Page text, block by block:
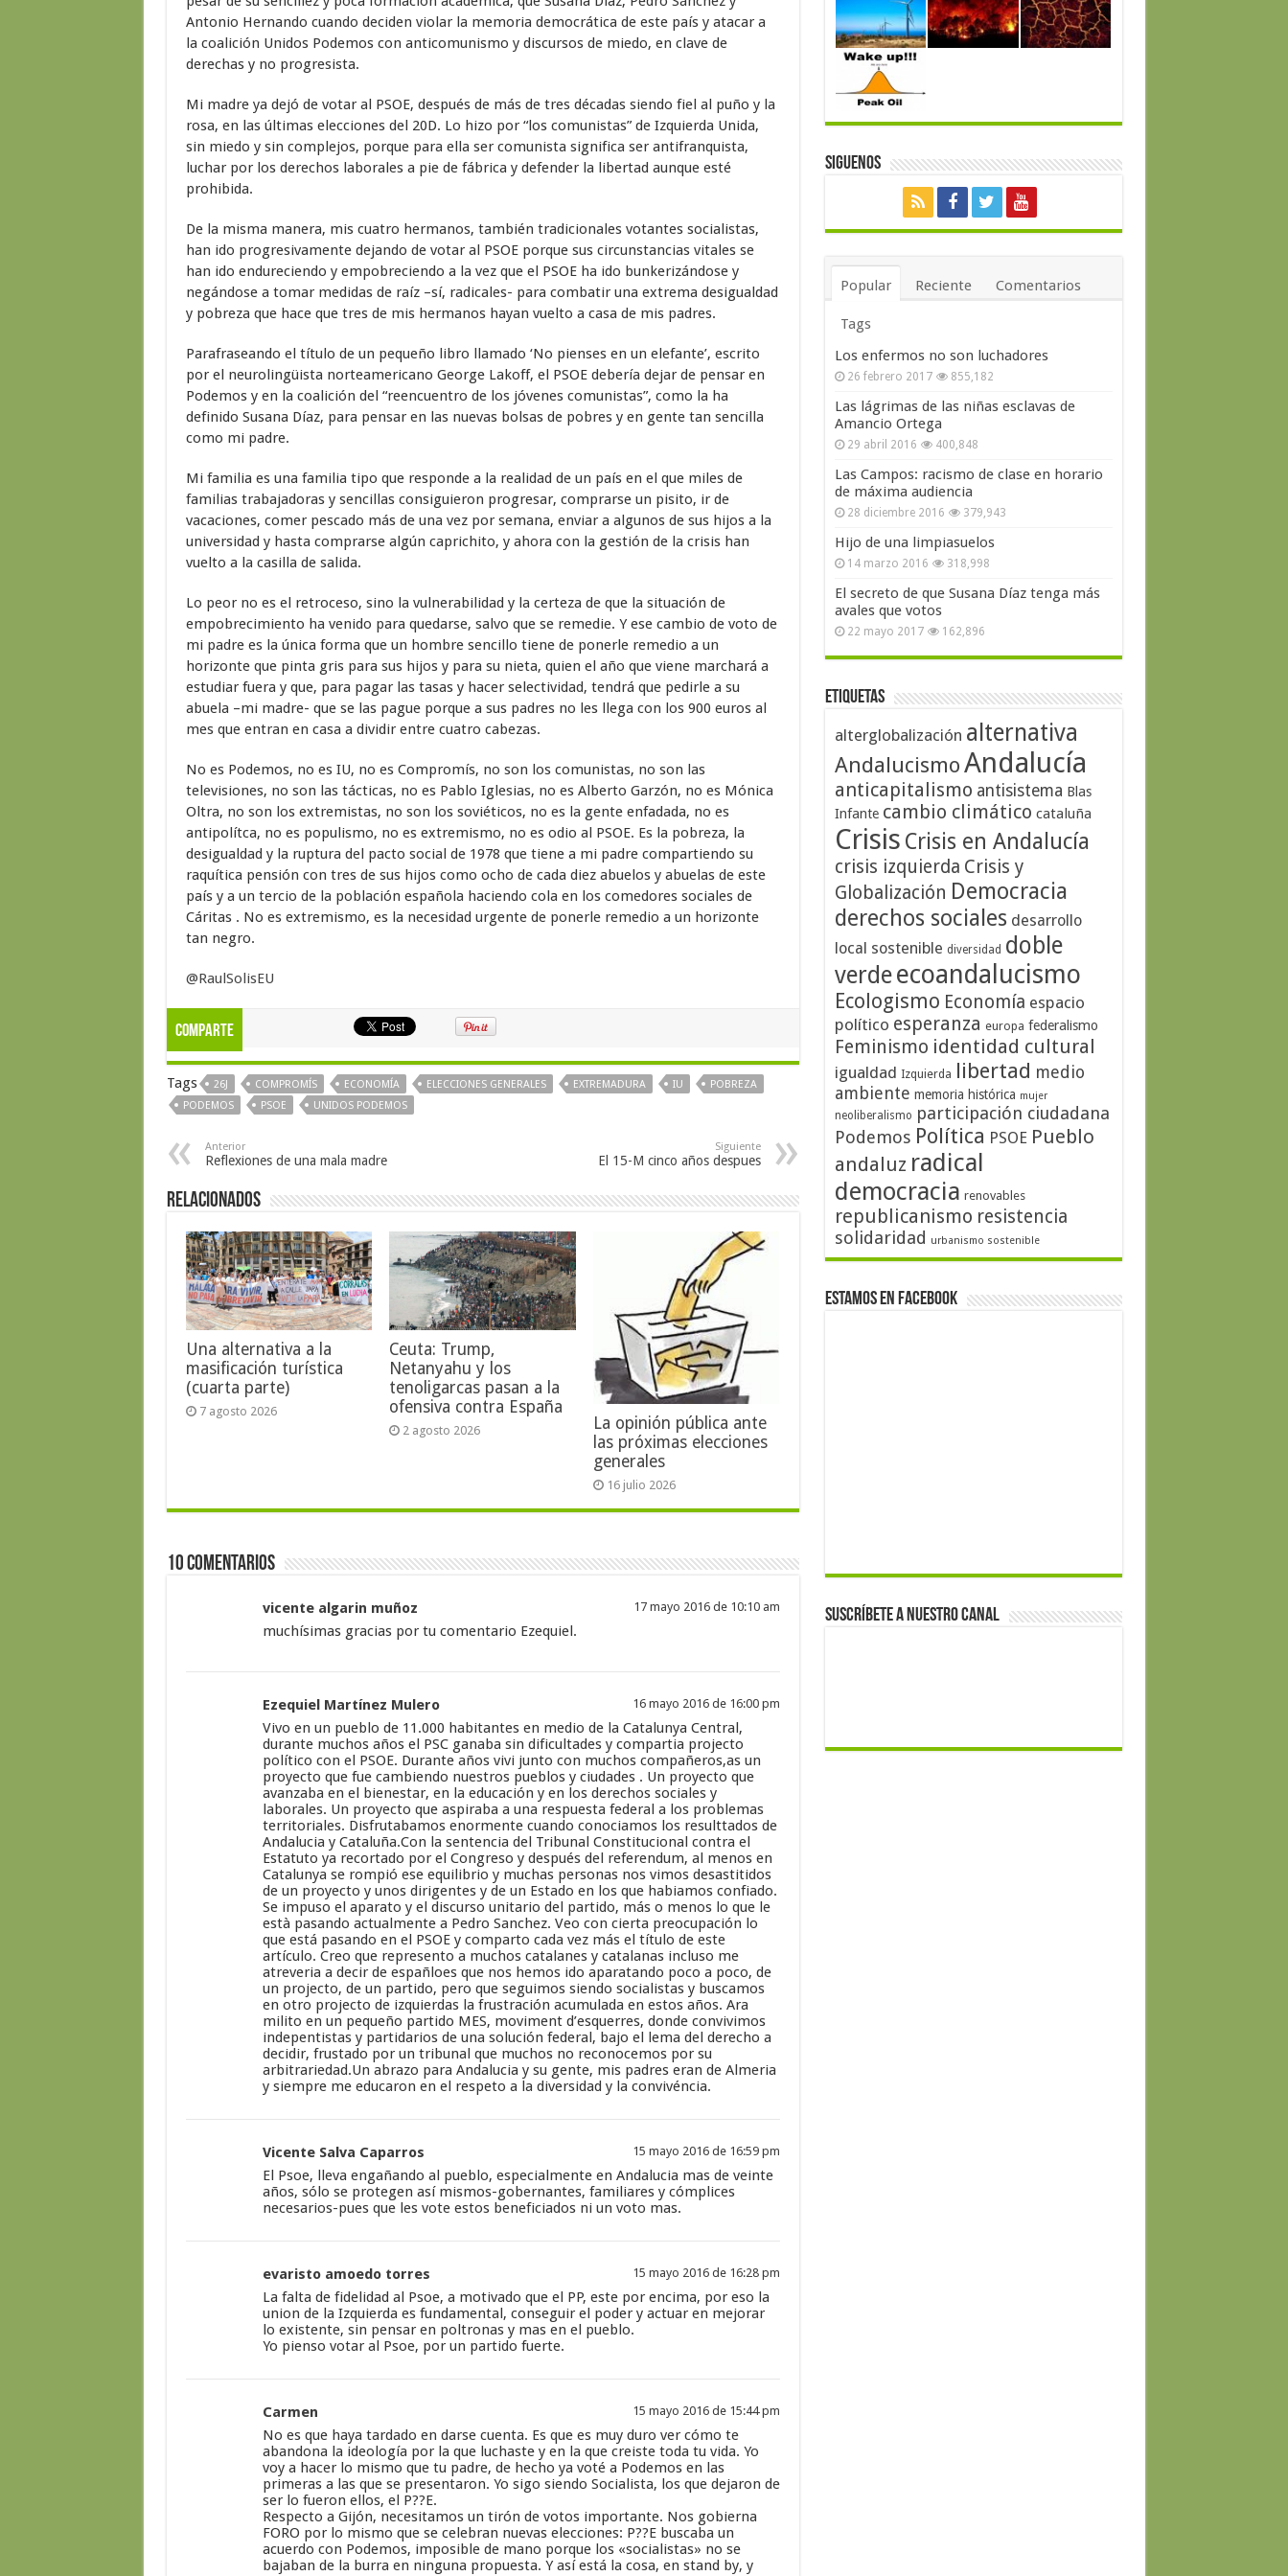
Antonio Hernando cuando deciden violar la memoria democrática de este país y atacar a
la coalición Unidos Podemos con anticomunismo y discursos de miedo, en clave de
derechas y no progresista.
Mi madre ya dejó de votar al PSOE, después de más de tres décadas siendo fiel al puño y la
rosa, en las últimas elecciones del 20D. Lo hizo por “los comunistas” de Izquierda Unida,
sin miedo y sin complejos, porque para ella ser comunista significa ser antifranquista,
luchar por los derechos laborales a pie de fábrica y defender la libertad aunque esté
prohibida.
De la misma manera, mis cuatro hermanos, también tradicionales votantes socialistas,
han ido progresivamente dejando de votar al PSOE porque sus circunstancias vitales se
han ido endureciendo y empobreciendo a la vez que el PSOE ha ido bunkerizándose y
negándose a tomar medidas de raíz –sí, radicales- para combatir una extrema desigualdad
y pobreza que hace que tres de mis hermanos hayan vuelto a casa de mis padres.
Parafraseando el título de un pequeño libro llamado ‘No pienses en un elefante’, escrito
por el neurolingüista norteamericano George Lakoff, el PSOE debería dejar de pensar en
Podemos y en la coalición del “reencuentro de los jóvenes comunistas”, como la ha
definido Susana Díaz, para pensar en las nuevas bolsas de pobres y en gente tan sencilla
como mi padre.
Mi familia es una familia tipo que responde a la realidad de un país en el que miles de
familias trabajadoras y sencillas consiguieron progresar, comprarse un pisito, ir de
vacaciones, comer pescado más de una vez por semana, enviar a algunos de sus hijos a la
universidad y hasta comprarse algún caprichito, y ahora con la gestión de la crisis han
vuelto a la casilla de salida.
Lo peor no es el retroceso, sino la vulnerabilidad y la certeza de que la situación de
empobrecimiento ha venido para quedarse, salvo que se remedie. Y ese cambio de voto de
mi padre es la única forma que un hombre sencillo tiene de ponerle remedio a un
horizonte que pinta gris para sus hijos y para su nieta, quien el año que viene marchará a
estudiar fuera y que, para pagar las tasas y hacer selectividad, tendrá que pedirle a su
abuela –mi madre- que se las pague porque a sus padres no les llega con los 900 euros al
mes que entran en casa a dividir entre cuatro cabezas.
No es Podemos, no es IU, no es Compromís, no son los comunistas, no son las
televisiones, no son las tácticas, no es Pablo Iglesias, no es Alberto Garzón, no es Mónica
Oltra, no son los extremistas, no son los soviéticos, no es la gente enfadada, no es
antipolítca, no es populismo, no es extremismo, no es odio al PSOE. Es la pobreza, la
desigualdad y la ruptura del pacto social de 1978 que tiene a mi padre compartiendo su
raquítica pensión con tres de sus hijos como ocho de cada diez abuelos y abuelas de este
país y a un tercio de la población española haciendo cola en los comedores sociales de
Cáritas . No es extremismo, es la necesidad urgente de ponerle remedio a un horizonte
tan negro.
@RaulSolisEU
Comparte
Tags 26J COMPROMÍS ECONOMÍA ELECCIONES GENERALES EXTREMADURA IU
POBREZA
PODEMOS
PSOE UNIDOS PODEMOS
Anterior
Reflexiones de una mala madre
Siguiente
El 15-M cinco años despues
Relacionados
Una alternativa a la
masificación turística
(cuarta parte)
7 agosto 2026
Ceuta: Trump,
Netanyahu y los
tenoligarcas pasan a la
ofensiva contra España
2 agosto 2026
La opinión pública ante
las próximas elecciones
generales
16 julio 2026
10 Comentarios
vicente algarin muñoz 17 mayo 2016 de 10:10 am
muchísimas gracias por tu comentario Ezequiel.
Ezequiel Martínez Mulero 16 mayo 2016 de 16:00 pm
Vivo en un pueblo de 11.000 habitantes en medio de la Catalunya Central,
durante muchos años el PSC ganaba sin dificultades y compartia projecto
político con el PSOE. Durante años vivi junto con muchos compañeros,as un
proyecto que fue cambiendo nuestros pueblos y ciudades . Un proyecto que
avanzaba en el bienestar, en la educación y en los derechos sociales y
laborales. Un proyecto que aspiraba a una respuesta federal a los problemas
territoriales. Disfrutabamos enormente cuando conociamos los resulttados de
Andalucia y Cataluña.Con la sentencia del Tribunal Constitucional contra el
Estatuto ya recortado por el Congreso y después del referendum, al menos en
Catalunya se rompió ese equilibrio y muchas personas nos vimos desastitidos
de un proyecto y unos dirigentes y de un Estado en los que habiamos confiado.
Se impuso el aparato y el discurso unitario del partido, más o menos lo que le
està pasando actualmente a Pedro Sanchez. Veo con cierta preocupación lo
que está pasando en el PSOE y comparto cada vez más el título de este
artículo. Creo que represento a muchos catalanes y catalanas incluso me
atreveria a decir de españloes que nos hemos ido aparatando poco a poco, de
un projecto, de un partido, pero que seguimos siendo socialistas y buscamos
en otro projecto de izquierdas la frustración acumulada en estos años. Ara
milito en un pequeño partido MES, moviment d’esquerres, donde convivimos
indepentistas y partidarios de una solución federal, bajo el lema del derecho a
decidir, frustado por un tribunal que muchos no reconocemos por su
arbitrariedad.Un abrazo para Andalucia y su gente, mis padres eran de Almeria
y siempre me educaron en el respeto a la diversidad y la convivéncia.
Vicente Salva Caparros 15 mayo 2016 de 16:59 pm
El Psoe, lleva engañando al pueblo, especialmente en Andalucia mas de veinte
años, sólo se protegen así mismos-gobernantes, familiares y cómplices
necesarios-pues que les vote estos beneficiados ni un voto mas.
evaristo amoedo torres 15 mayo 2016 de 16:28 pm
La falta de fidelidad al Psoe, a motivado que el PP, este por encima, por eso la
union de la Izquierda es fundamental, conseguir el poder y actuar en mejorar
lo existente, sin pensar en poltronas y mas en el pueblo.
Yo pienso votar al Psoe, por un partido fuerte.
Carmen 15 mayo 2016 de 15:44 pm
No es que haya tardado en darse cuenta. Es que es muy duro ver cómo te
abandona la ideología por la que luchaste y en la que creiste toda tu vida. Yo
voy a hacer lo mismo que tu padre, de hecho ya voté a Podemos en las
primeras a las que se presentaron. Yo sigo siendo Socialista, los que dejaron de
ser lo fueron ellos, el P??E.
Respecto a Gijón, necesitamos un tirón de votos importante. Nos gobierna
FORO por lo mismo que se celebran nuevas elecciones: P??E buscaba un
acuerdo con Podemos, imposible de mano porque los «socialistas» no se
bajaban de la burra en ninguna propuesta. Y así está la cosa, en stand by, y
Siguenos
Popular Reciente Comentarios
Tags
Los enfermos no son luchadores
26 febrero 2017 855,182
Las lágrimas de las niñas esclavas de
Amancio Ortega
29 abril 2016 400,848
Las Campos: racismo de clase en horario
de máxima audiencia
28 diciembre 2016 379,943
Hijo de una limpiasuelos
14 marzo 2016 318,998
El secreto de que Susana Díaz tenga más
avales que votos
22 mayo 2017 162,896
Etiquetas
alterglobalización alternativa
AndalucismoAndalucía
anticapitalismo antisistema Blas
Infante cambio climático cataluña
Crisis Crisis en Andalucía
crisis izquierda Crisis y
Globalización Democracia
derechos sociales desarrollo
local sostenible diversidad doble
verdeecoandalucismo
Ecologismo Economía espacio
político esperanza europa federalismo
Feminismo identidad cultural
igualdad Izquierda libertad medio
ambiente memoria histórica mujer
neoliberalismo participación ciudadana
Podemos Política PSOE Pueblo
andaluz radical
democracia renovables
republicanismo resistencia
solidaridad urbanismo sostenible
Estamos en Facebook
Suscríbete a nuestro canal